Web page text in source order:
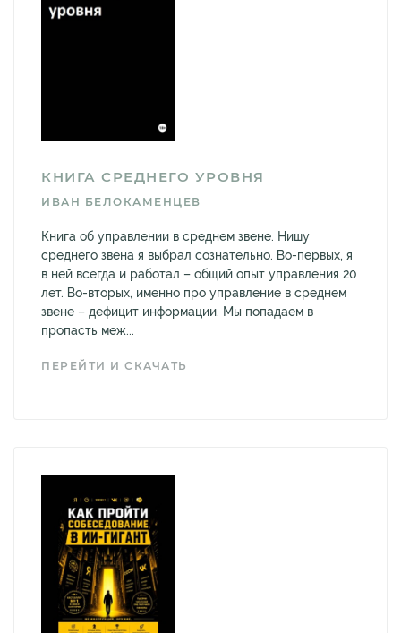
КНИГА СРЕДНЕГО УРОВНЯ
ИВАН БЕЛОКАМЕНЦЕВ
Книга об управлении в среднем звене. Нишу
среднего звена я выбрал сознательно. Во-первых, я
в ней всегда и работал – общий опыт управления 20
лет. Во-вторых, именно про управление в среднем
звене – дефицит информации. Мы попадаем в
пропасть меж...
ПЕРЕЙТИ И СКАЧАТЬ